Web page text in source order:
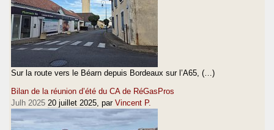
Sur la route vers le Béarn depuis Bordeaux sur l’A65, (…)
Bilan de la réunion d’été du CA de RéGasPros
Julh 2025 20 juillet 2025 , par Vincent P.